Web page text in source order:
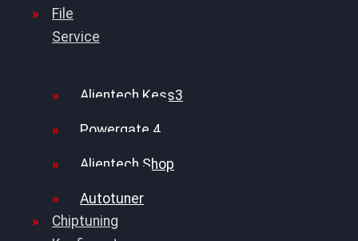
File
Service
Alientech Kess3
Powergate 4
Alientech Shop
Autotuner
Chiptuning